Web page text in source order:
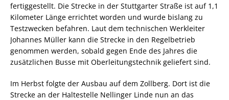
fertiggestellt. Die Strecke in der Stuttgarter Straße ist auf 1,1
Kilometer Länge errichtet worden und wurde bislang zu
Testzwecken befahren. Laut dem technischen Werkleiter
Johannes Müller kann die Strecke in den Regelbetrieb
genommen werden, sobald gegen Ende des Jahres die
zusätzlichen Busse mit Oberleitungstechnik geliefert sind.
Im Herbst folgte der Ausbau auf dem Zollberg. Dort ist die
Strecke an der Haltestelle Nellinger Linde nun an das